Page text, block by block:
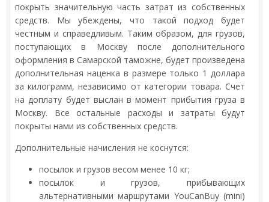
покрыть значительную часть затрат из собственных
средств. Мы убеждены, что такой подход будет
честным и справедливым. Таким образом, для грузов,
поступающих в Москву после дополнительного
оформления в Самарской таможне, будет произведена
дополнительная наценка в размере только 1 доллара
за килограмм, независимо от категории товара. Счет
на доплату будет выслан в момент прибытия груза в
Москву. Все остальные расходы и затраты будут
покрыты нами из собственных средств.
Дополнительные начисления не коснутся:
посылок и грузов весом менее 10 кг;
посылок и грузов, прибывающих
альтернативными маршрутами YouCanBuy (mini)